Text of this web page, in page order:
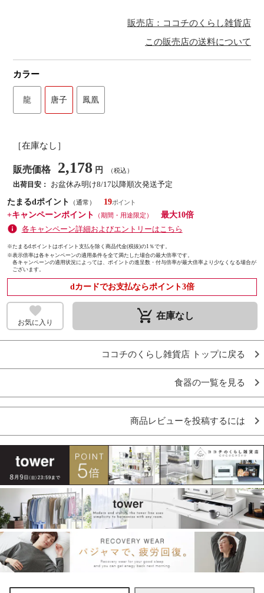
販売店：ココチのくらし雑貨店
この販売店の送料について
カラー
龍 唐子 鳳凰
［在庫なし］
販売価格 2,178 円 （税込）
出荷目安：
お盆休み明け8/17以降順次発送予定
たまるdポイント
（通常）
19
+キャンペーンポイント
（期間・用途限定）
最大10倍
各キャンペーン詳細およびエントリーはこちら
※たまるdポイントはポイント支払を除く商品代金(税抜)の1％です。
※表示倍率は各キャンペーンの適用条件を全て満たした場合の最大倍率です。
各キャンペーンの適用状況によっては、ポイントの進呈数・付与倍率が最大倍率より少なくなる場合が
ございます。
dカードでお支払ならポイント3倍
お気に入り remove_shopping_cart 在庫なし
ココチのくらし雑貨店 トップに戻る
食器の一覧を見る
商品レビューを投稿するには